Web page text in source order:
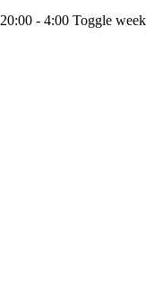
20:00 - 4:00 Toggle